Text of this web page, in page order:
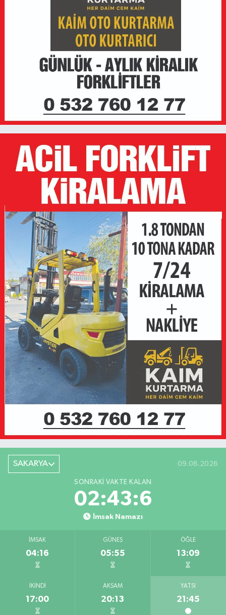
SAKARYA 09.08.2026
SONRAKI VAKTE KALAN
02:43:6
İmsak Namazı
İMSAK
04:16
GÜNEŞ
05:55
ÖĞLE
13:09
İKINDI
17:00
AKŞAM
20:13
YATSI
21:45